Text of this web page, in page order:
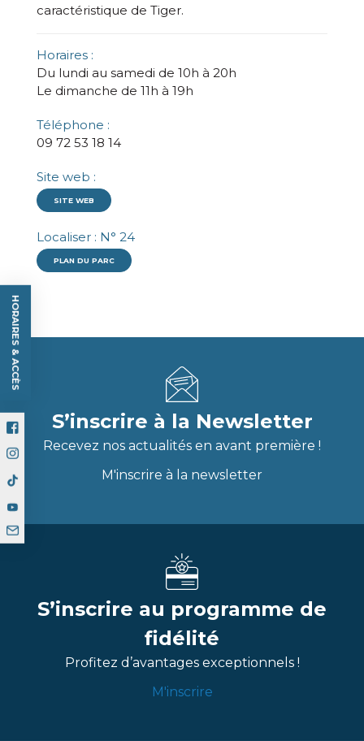
caractéristique de Tiger.
Horaires :
Du lundi au samedi de 10h à 20h
Le dimanche de 11h à 19h
Téléphone :
09 72 53 18 14
Site web :
SITE WEB
Localiser : N° 24
PLAN DU PARC
HORAIRES & ACCÈS
S’inscrire à la Newsletter
Recevez nos actualités en avant première !
M'inscrire à la newsletter
S’inscrire au programme de
fidélité
Profitez d’avantages exceptionnels !
M'inscrire